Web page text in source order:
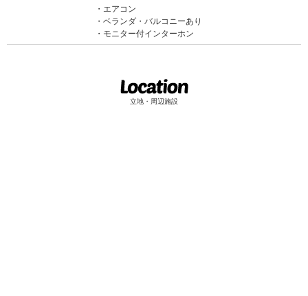
エアコン
ベランダ・バルコニーあり
モニター付インターホン
立地・周辺施設